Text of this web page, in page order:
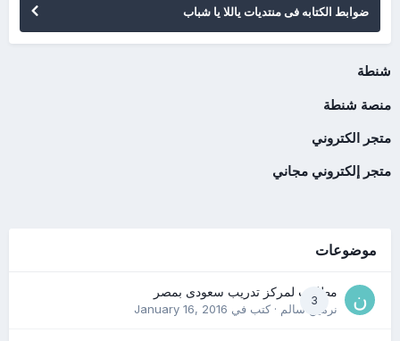
ضوابط الكتابه فى منتديات ياللا يا شباب
شنطة
منصة شنطة
متجر الكتروني
متجر إلكتروني مجاني
موضوعات
3
مطلوب لمركز تدريب سعودى بمصر
نرمين سالم· كتب في January 16, 2016